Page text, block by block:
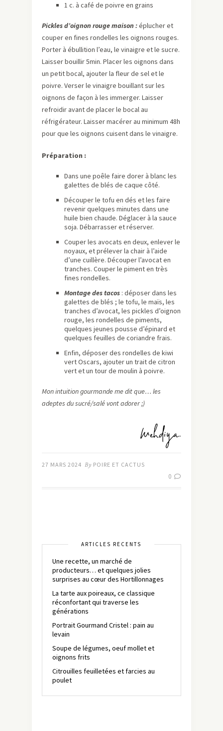
1 c. à café de poivre en grains
Pickles d’oignon rouge maison :éplucher et
couper en fines rondelles les oignons rouges.
Porter à ébullition l’eau, le vinaigre et le sucre.
Laisser bouillir 5min. Placer les oignons dans
un petit bocal, ajouter la fleur de sel et le
poivre. Verser le vinaigre bouillant sur les
oignons de façon à les immerger. Laisser
refroidir avant de placer le bocal au
réfrigérateur. Laisser macérer au minimum 48h
pour que les oignons cuisent dans le vinaigre.
Préparation :
Dans une poêle faire dorer à blanc les
galettes de blés de caque côté.
Découper le tofu en dés et les faire
revenir quelques minutes dans une
huile bien chaude. Déglacer à la sauce
soja. Débarrasser et réserver.
Couper les avocats en deux, enlever le
noyaux, et prélever la chair à l’aide
d’une cuillère. Découper l’avocat en
tranches. Couper le piment en très
fines rondelles.
Montage des tacos : déposer dans les
galettes de blés ; le tofu, le maïs, les
tranches d’avocat, les pickles d’oignon
rouge, les rondelles de piments,
quelques jeunes pousse d’épinard et
quelques feuilles de coriandre frais.
Enfin, déposer des rondelles de kiwi
vert Oscars, ajouter un trait de citron
vert et un tour de moulin à poivre.
Mon intuition gourmande me dit que… les
adeptes du sucré/salé vont adorer ;)
27 MARS 2024 By POIRE ET CACTUS
0
ARTICLES RÉCENTS
Une recette, un marché de
producteurs… et quelques jolies
surprises au cœur des Hortillonnages
La tarte aux poireaux, ce classique
réconfortant qui traverse les
générations
Portrait Gourmand Cristel : pain au
levain
Soupe de légumes, oeuf mollet et
oignons frits
Citrouilles feuilletées et farcies au
poulet